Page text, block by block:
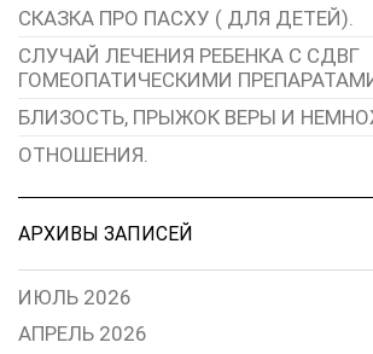
СКАЗКА ПРО ПАСХУ ( ДЛЯ ДЕТЕЙ).
СЛУЧАЙ ЛЕЧЕНИЯ РЕБЕНКА С СДВГ
ГОМЕОПАТИЧЕСКИМИ
БЛИЗОСТЬ, ПРЫЖОК ВЕРЫ И
ОТНОШЕНИЯ.
АРХИВЫ ЗАПИСЕЙ
ИЮЛЬ 2026
АПРЕЛЬ 2026